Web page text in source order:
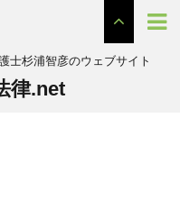
士杉浦智彦のウェブサイト
律.net